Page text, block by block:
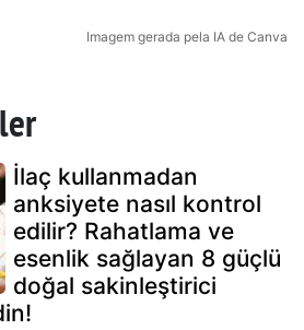
Imagem gerada pela IA de Canva
İlaç kullanmadan
anksiyete nasıl kontrol
edilir? Rahatlama ve
esenlik sağlayan 8 güçlü
doğal sakinleştirici